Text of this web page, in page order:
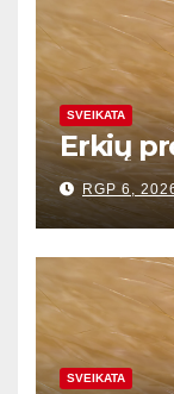
SVEIKATA
Erkių
RGP 6,
SVEIKATA